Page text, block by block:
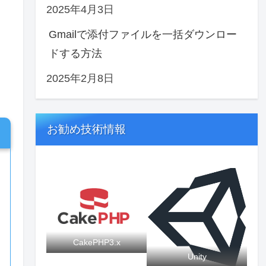
2025年4月3日
Gmailで添付ファイルを一括ダウンロー
ドする方法
2025年2月8日
お勧め技術情報
CakePHP3.x
Unity